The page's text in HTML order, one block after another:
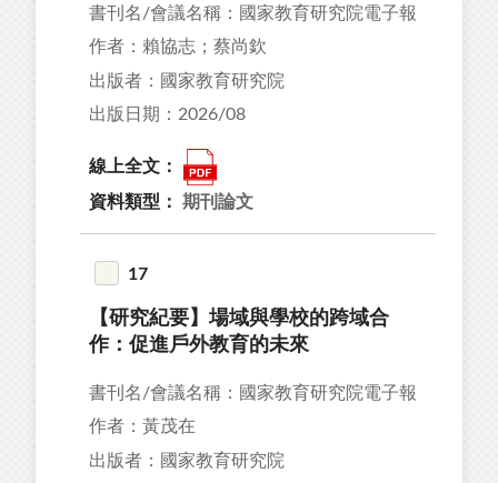
書刊名/會議名稱：國家教育研究院電子報
作者：賴協志；蔡尚欽
出版者：國家教育研究院
出版日期：2026/08
線上全文：
資料類型： 期刊論文
17
【研究紀要】場域與學校的跨域合
作：促進戶外教育的未來
書刊名/會議名稱：國家教育研究院電子報
作者：黃茂在
出版者：國家教育研究院